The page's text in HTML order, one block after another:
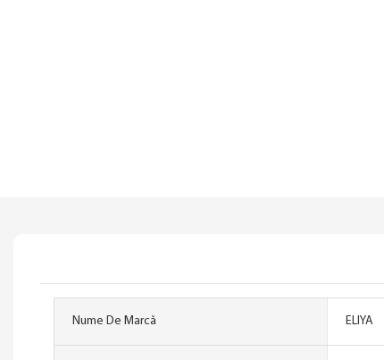
Nume De Marcă ELIYA